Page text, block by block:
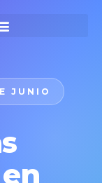
JUNIO
en